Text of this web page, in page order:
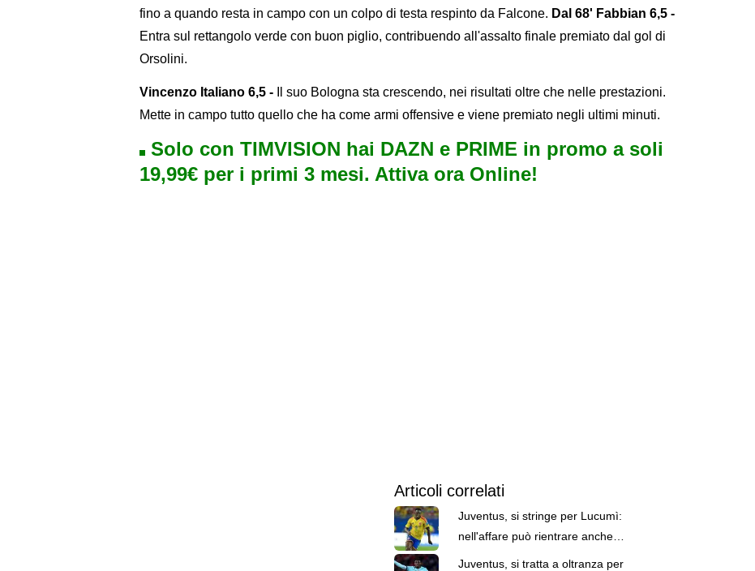
fino a quando resta in campo con un colpo di testa respinto da Falcone. Dal 68' Fabbian 6,5 -
Entra sul rettangolo verde con buon piglio, contribuendo all'assalto finale premiato dal gol di
Orsolini.
Vincenzo Italiano 6,5 - Il suo Bologna sta crescendo, nei risultati oltre che nelle prestazioni.
Mette in campo tutto quello che ha come armi offensive e viene premiato negli ultimi minuti.
Solo con TIMVISION hai DAZN e PRIME in promo a soli
19,99€ per i primi 3 mesi. Attiva ora Online!
Articoli correlati
Juventus, si stringe per Lucumì:
nell'affare può rientrare anche
Juventus, si tratta a oltranza per